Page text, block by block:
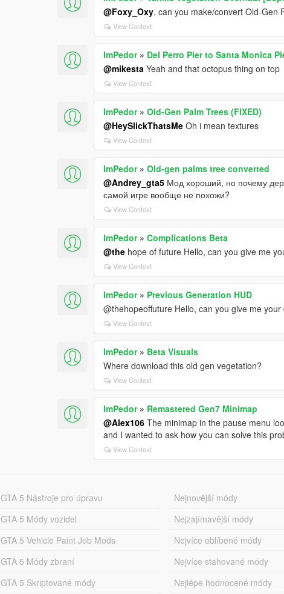
@Foxy_Oxy, can you make/convert Old-Gen
View Context
ImPedor» Del Perro Pier to Santa Monica
@mikesta Yeah and that octopus thing on top
View Context
ImPedor»Old-Gen Palm Trees (FIXED)
@HeySlickThatsMe Oh i mean textures
View Context
ImPedor»Old-gen palms tree converted
@Andrey_gta5 Мод хороший, но почему
самой игре вообще не похожи?
View Context
ImPedor»Complications Beta
@the hope of future Hello, can you give me
View Context
ImPedor» Previous Generation HUD
@thehopeoffuture Hello, can you give me your
View Context
ImPedor» Beta Visuals
Where download this old gen vegetation?
View Context
ImPedor» Remastered Gen7 Minimap
@Alex106 The minimap in the pause menu
and I wanted to ask how you can solve this
View Context
GTA 5 Nástroje pro úpravu
GTA 5 Módy vozidel
GTA 5 Vehicle Paint Job Mods
GTA 5 Módy zbraní
GTA 5 Skriptované módy
Nejnovější módy
Nejzajímavější módy
Nejvíce oblíbené módy
Nejvíce stahované módy
Nejlépe hodnocené módy